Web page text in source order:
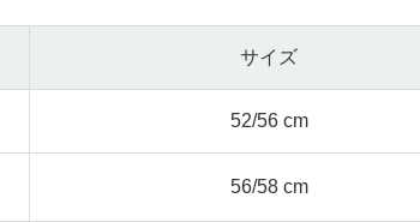
サイズ
52/56 cm
56/58 cm